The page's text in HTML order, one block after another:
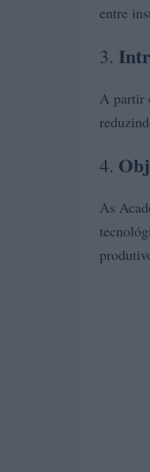
entre
3.
A partir
4.
As